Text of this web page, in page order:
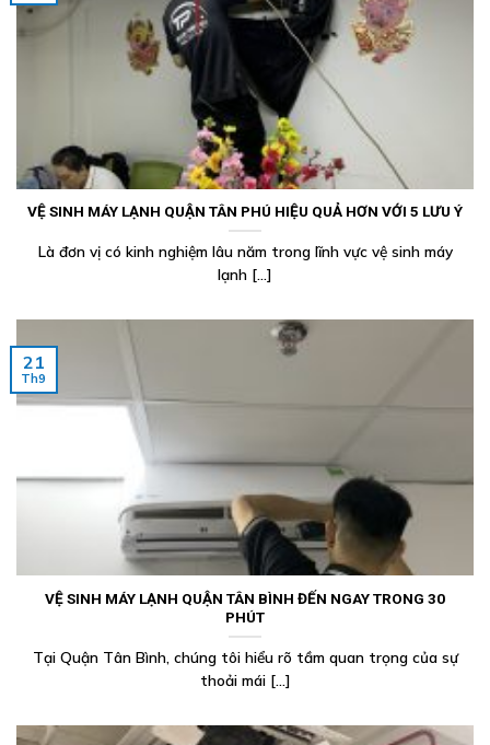
VỆ SINH MÁY LẠNH QUẬN TÂN PHÚ HIỆU QUẢ HƠN VỚI 5 LƯU Ý
Là đơn vị có kinh nghiệm lâu năm trong lĩnh vực vệ sinh máy
lạnh [...]
VỆ SINH MÁY LẠNH QUẬN TÂN BÌNH ĐẾN NGAY TRONG 30
PHÚT
Tại Quận Tân Bình, chúng tôi hiểu rõ tầm quan trọng của sự
thoải mái [...]
21
Th9